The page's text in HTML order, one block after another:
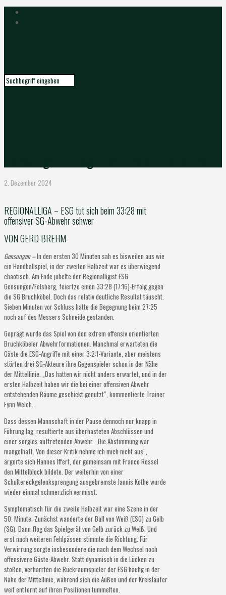
2. Dezember 2024
REGIONALLIGA – ESG tut sich beim 33:28 mit
offensiver SG-Abwehr schwer
VON GERD BREHM
Gensungen –In den ersten 30 Minuten sah es bisweilen aus wie
ein Handballspiel, in der zweiten Halbzeit war es überwiegend
chaotisch. Am Ende jubelte der Regionalligist ESG
Gensungen/Felsberg, feiertze einen 33:28 (17:16)-Erfolg gegen
die SG Bruchköbel. Doch das relativ deutliche Resultat täuscht.
Sieben Minuten vor Schluss hatte die Begegnung beim 27:25
noch auf des Messers Schneide gestanden.
Geprägt wurde das Spiel von den extrem offensiv orientierten
Bruchköbeler Abwehrformationen. Manchmal erwarteten die
Gäste die ESG-Angriffe mit einer 3:2:1-Variante, aber meistens
störten drei SG-Akteure ihre Gegenspieler schon in der Nähe
der Mittellinie. „Das hatten wir nicht anders erwartet, und in der
ersten Halbzeit haben wir die bei einer offensiven Abwehr
entstehenden Räume geschickt genutzt“, kommentierte Trainer
Fynn Welch.
Dass dessen Mannschaft in der Pause dennoch nur knapp in
Führung lag, resultierte aus überhasteten Abschlüssen und
einer sorglos auftretenden Abwehr. „Die Abstimmung war
mangelhaft. Von dieser Kritik nehme ich mich nicht aus“,
ärgerte sich Hannes Iffert, der gemeinsam mit Franco Rossel
den Mittelblock bildete. Der weiterhin von einer
Schultereckgelenksprengung ausgebremste Jannis Kothe wurde
wieder einmal schmerzlich vermisst.
Symptomatisch für die zweite Halbzeit war eine Szene in der
50. Minute: Zunächst wanderte der Ball von Weiß (ESG) zu Gelb
(SG). Dann flog das Spielgerät von Gelb zurück zu Weiß. Und
erst nach weiteren Fehlpässen stimmte die Richtung. Für
Verwirrung sorgte insbesondere die nach dem Wechsel noch
offensivere Gäste-Abwehr. Statt dynamisch in die Lücken zu
stoßen, verharrten die Rückraumspieler der ESG häufig in der
Nähe der Mittellinie, während sich die Außen und der Kreisläufer
weit entfernt auf ihren Positionen tummelten.